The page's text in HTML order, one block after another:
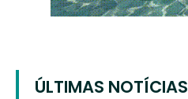
ÚLTIMAS NOTÍCIAS